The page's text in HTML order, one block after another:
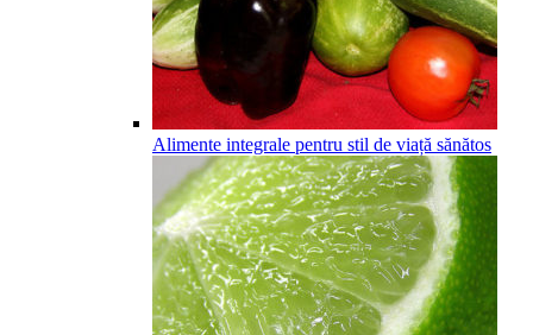
Alimente integrale pentru stil de viață sănătos